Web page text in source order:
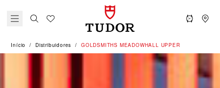
Início Distribuidores ‭GOLDSMITHS MEADOWHALL UPPER‬